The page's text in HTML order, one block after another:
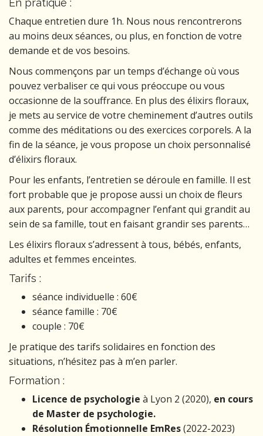
En pratique :
Chaque entretien dure 1h. Nous nous rencontrerons
au moins deux séances, ou plus, en fonction de votre
demande et de vos besoins.
Nous commençons par un temps d’échange où vous
pouvez verbaliser ce qui vous préoccupe ou vous
occasionne de la souffrance. En plus des élixirs floraux,
je mets au service de votre cheminement d’autres outils
comme des méditations ou des exercices corporels. A la
fin de la séance, je vous propose un choix personnalisé
d’élixirs floraux.
Pour les enfants, l’entretien se déroule en famille. Il est
fort probable que je propose aussi un choix de fleurs
aux parents, pour accompagner l’enfant qui grandit au
sein de sa famille, tout en faisant grandir ses parents…
Les élixirs floraux s’adressent à tous, bébés, enfants,
adultes et femmes enceintes.
Tarifs :
séance individuelle : 60€
séance famille : 70€
couple : 70€
Je pratique des tarifs solidaires en fonction des
situations, n’hésitez pas à m’en parler.
Formation :
Licence de psychologie à Lyon 2 (2020), en cours
de Master de psychologie.
Résolution Émotionnelle EmRes(2022-2023)